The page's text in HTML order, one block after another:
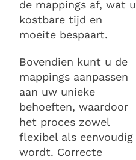
de mappings af, wat u
kostbare tijd en
moeite bespaart.
Bovendien kunt u de
mappings aanpassen
aan uw unieke
behoeften, waardoor
het proces zowel
flexibel als eenvoudig
wordt. Correcte